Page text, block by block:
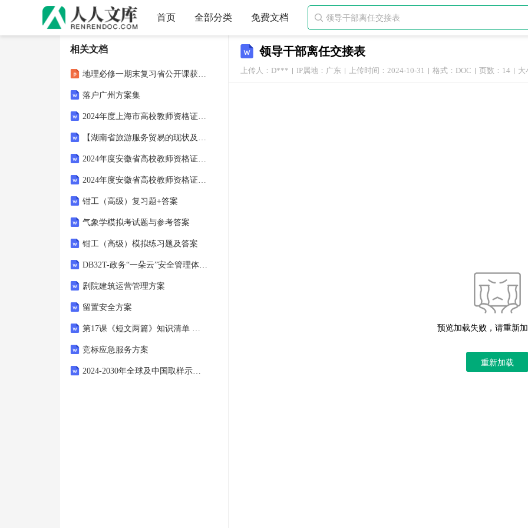
首页 全部分类 免费文档 
领导干部离任交接表
上传人：D*** IP属地：广东 上传时间：2024-10-31 格式：DOC 页数：14 大
预览加载失败，请重新
重新加载
相关文档
地理必修一期末复习省公开课获奖课件说课比赛一等奖课件
落户广州方案集
2024年度上海市高校教师资格证之高等教育学自测模拟预测题库
【湖南省旅游服务贸易的现状及问题和优化建议探析（论文）13000字】
2024年度安徽省高校教师资格证之高等教育法规通关试题库(有答案)
2024年度安徽省高校教师资格证之高等教育法规高分通关题型题库附解析答案
钳工（高级）复习题+答案
气象学模拟考试题与参考答案
钳工（高级）模拟练习题及答案
DB32T-政务“一朵云”安全管理体系规范 第2部分 政务云密码应用技术要求编制说明
剧院建筑运营管理方案
留置安全方案
第17课《短文两篇》知识清单 统编版语文七年级下册
竞标应急服务方案
2024-2030年全球及中国取样示波器行业市场现状供需分析及市场深度研究发展前景及规划可行性分析研究报告